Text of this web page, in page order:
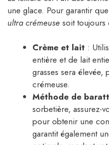
une glace. Pour garantir
ultra crémeuse soit toujours
Crème et lait :
entière et de lait
grasses sera élevée,
crémeuse.
Méthode de
sorbetière, assurez-
pour obtenir une
garantit également